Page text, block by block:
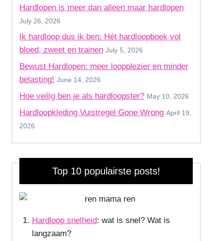
Hardlopen is meer dan alleen maar hardlopen
July 26, 2026
Ik hardloop dus ik ben: Hét hardloopboek vol
bloed, zweet en trainen July 5, 2026
Bewust Hardlopen: meer loopplezier en minder
belasting! June 14, 2026
Hoe veilig ben je als hardloopster? May 10, 2026
Hardloopkleding Vuistregel Gone Wrong April 19,
2026
Top 10 populairste posts!
Hardloop snelheid: wat is snel? Wat is
langzaam?